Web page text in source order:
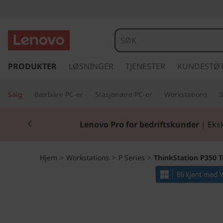
h
n
k
å
l
PRODUKTER LØSNINGER TJENESTER
Salg Bærbare PC-er Stasjonære PC-er Workstations
Lenovo Pro for bedriftskunder|
Hjem > Workstations > P Series > ThinkStation P350